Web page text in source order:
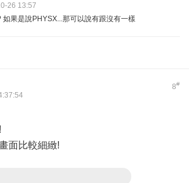
26 13:57
如果是說PHYSX...那可以說有跟沒有一樣
8#
面比較細緻!